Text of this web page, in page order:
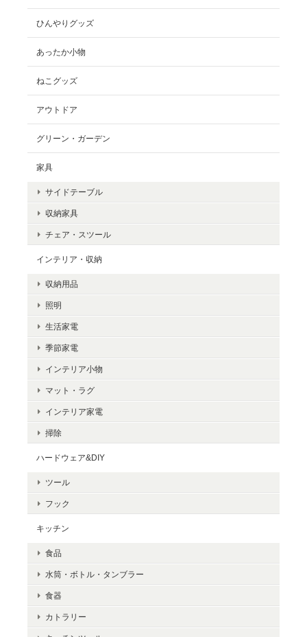
【SALE】SUBU DUCK CAMO
前日の夕方に注文した商品が翌日に届きました！こんなに早く届
くと思っていなかったので驚きです。また機会があればぜひ利用
したいです！
2025/01/09
ミニチュアカウ
ビションフリーゼ（いぬ）
2024/11/25
届きました♪ 開けた瞬間から可愛くてテンション爆上がりです！！
した(*´∀｀*)
タクシー
2024/10/31
ひんやりグッズ
あったか小物
ねこグッズ
アウトドア
グリーン・ガーデン
家具
サイドテーブル
収納家具
チェア・スツール
インテリア・収納
収納用品
照明
生活家電
季節家電
インテリア小物
マット・ラグ
インテリア家電
掃除
ハードウェア&DIY
ツール
フック
キッチン
食品
水筒・ボトル・タンブラー
食器
カトラリー